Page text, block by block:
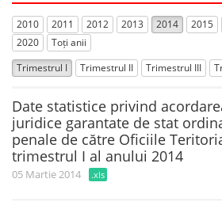
2010 2011 2012 2013 2014 2015
2020
Toți anii
Trimestrul I
Trimestrul II Trimestrul III
Date statistice privind
juridice garantate de stat
penale de către Oficiile
trimestrul I al anului 2014
05 Martie 2014 .xls